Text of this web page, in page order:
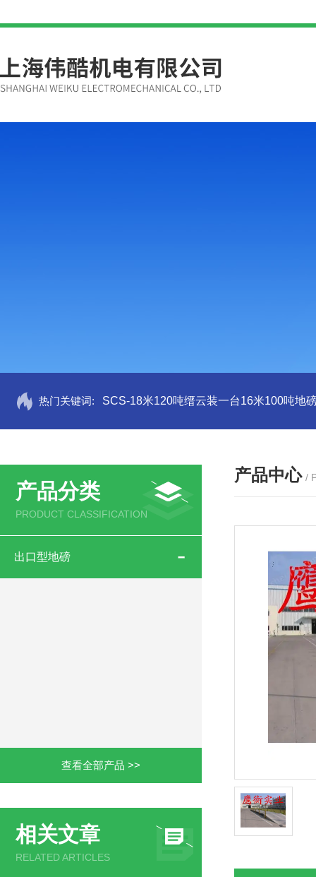
热门关键词: SCS-18米120吨缙云装一台16米100吨地
产品分类
PRODUCT CLASSIFICATION
出口型地磅
查看全部产品 >>
相关文章
RELATED ARTICLES
产品中心 /